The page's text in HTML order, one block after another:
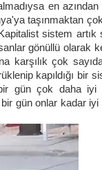
en azından
taşınmaktan
sistem artık
gönüllü olarak
karşılık çok
kapıldığı bir
gün çok daha iyi
bir gün onlar kadar